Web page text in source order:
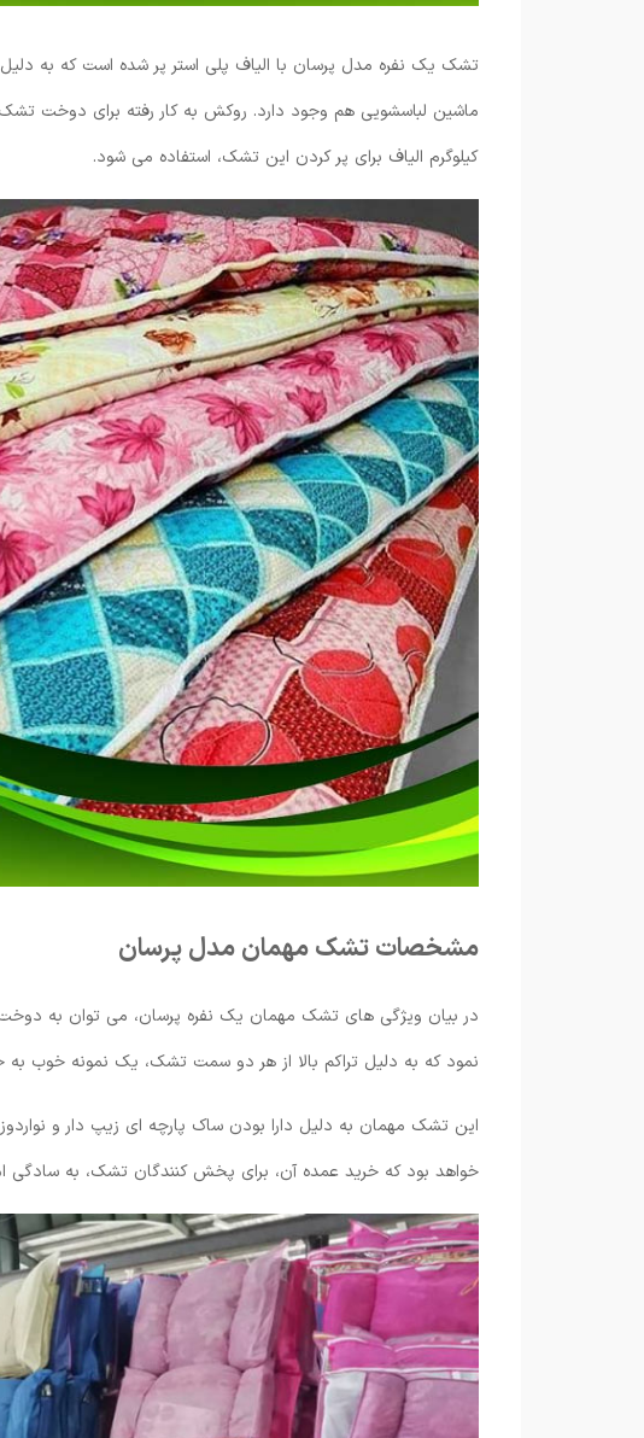
تشک یک نفره مدل پرسان با الیاف پلی استر پر شده است که به
کیلوگرم الیاف برای پر کردن این تشک، استفاده می شود.
مشخصات تشک مهمان مدل پرسان
در بیان ویژگی های تشک مهمان یک نفره پرسان، می توان به
نمود که به دلیل تراکم بالا از هر دو سمت تشک، یک نمونه خوب
این تشک مهمان به دلیل دارا بودن ساک پارچه ای زیپ دار و
خواهد بود که خرید عمده آن، برای پخش کنندگان تشک، به سادگی